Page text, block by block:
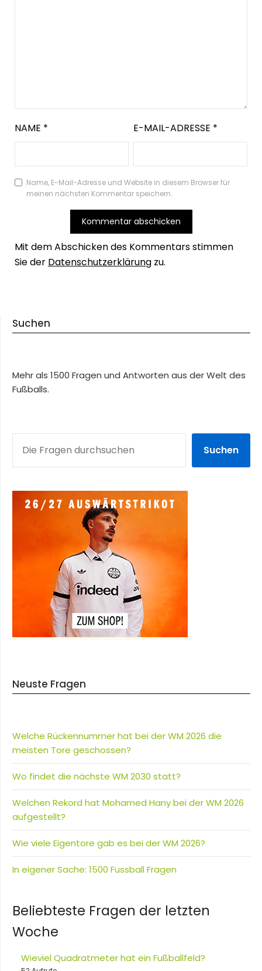
NAME * E-MAIL-ADRESSE *
Name, E-Mail-Adresse und Website in diesem Browser für
meinen nächsten Kommentar speichern.
Mit dem Abschicken des Kommentars stimmen
Sie der Datenschutzerklärung zu.
Suchen
Mehr als 1500 Fragen und Antworten aus der Welt des
Fußballs.
Suchen
Neuste Fragen
Welche Rückennummer hat bei der WM 2026 die
meisten Tore geschossen?
Wo findet die nächste WM 2030 statt?
Welchen Rekord hat Mohamed Hany bei der WM 2026
aufgestellt?
Wie viele Eigentore gab es bei der WM 2026?
In eigener Sache: 1500 Fussball Fragen
Beliebteste Fragen der letzten
Woche
Wieviel Quadratmeter hat ein Fußballfeld?